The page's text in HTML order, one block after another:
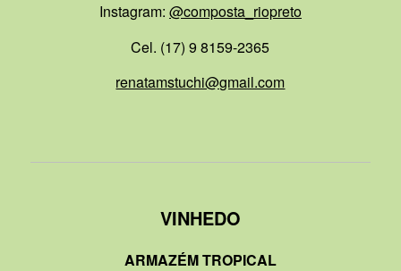
Instagram: @composta_riopreto
Cel. (17) 9 8159-2365
renatamstuchi@gmail.com
VINHEDO
ARMAZÉM TROPICAL